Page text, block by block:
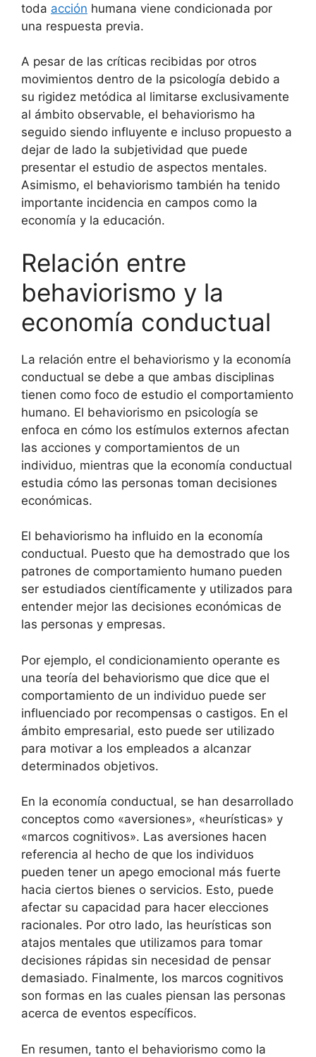
toda acción humana viene condicionada por
una respuesta previa.
A pesar de las críticas recibidas por otros
movimientos dentro de la psicología debido a
su rigidez metódica al limitarse exclusivamente
al ámbito observable, el behaviorismo ha
seguido siendo influyente e incluso propuesto a
dejar de lado la subjetividad que puede
presentar el estudio de aspectos mentales.
Asimismo, el behaviorismo también ha tenido
importante incidencia en campos como la
economía y la educación.
Relación entre
behaviorismo y la
economía conductual
La relación entre el behaviorismo y la economía
conductual se debe a que ambas disciplinas
tienen como foco de estudio el comportamiento
humano. El behaviorismo en psicología se
enfoca en cómo los estímulos externos afectan
las acciones y comportamientos de un
individuo, mientras que la economía conductual
estudia cómo las personas toman decisiones
económicas.
El behaviorismo ha influido en la economía
conductual. Puesto que ha demostrado que los
patrones de comportamiento humano pueden
ser estudiados científicamente y utilizados para
entender mejor las decisiones económicas de
las personas y empresas.
Por ejemplo, el condicionamiento operante es
una teoría del behaviorismo que dice que el
comportamiento de un individuo puede ser
influenciado por recompensas o castigos. En el
ámbito empresarial, esto puede ser utilizado
para motivar a los empleados a alcanzar
determinados objetivos.
En la economía conductual, se han desarrollado
conceptos como «aversiones», «heurísticas» y
«marcos cognitivos». Las aversiones hacen
referencia al hecho de que los individuos
pueden tener un apego emocional más fuerte
hacia ciertos bienes o servicios. Esto, puede
afectar su capacidad para hacer elecciones
racionales. Por otro lado, las heurísticas son
atajos mentales que utilizamos para tomar
decisiones rápidas sin necesidad de pensar
demasiado. Finalmente, los marcos cognitivos
son formas en las cuales piensan las personas
acerca de eventos específicos.
En resumen, tanto el behaviorismo como la